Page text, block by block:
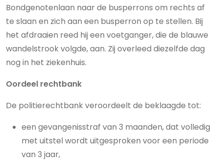
Bondgenotenlaan naar de busperrons om rechts af
te slaan en zich aan een busperron op te stellen. Bij
het afdraaien reed hij een voetganger, die de blauwe
wandelstrook volgde, aan. Zij overleed diezelfde dag
nog in het ziekenhuis.
Oordeel rechtbank
De politierechtbank veroordeelt de beklaagde tot:
een gevangenisstraf van 3 maanden, dat volledig
met uitstel wordt uitgesproken voor een periode
van 3 jaar,